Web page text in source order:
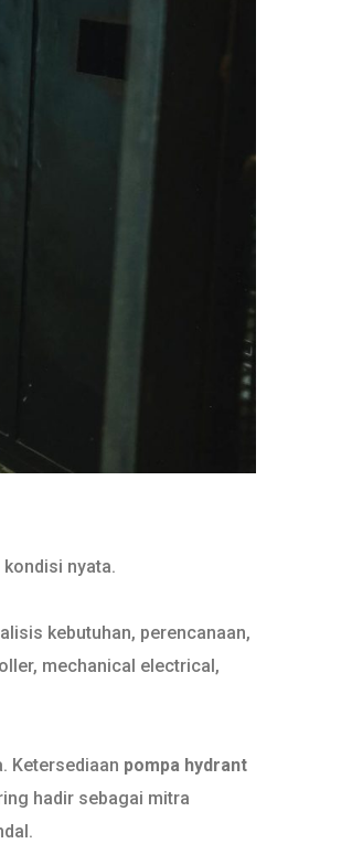
nyata.
kebutuhan, perencanaan,
mechanical electrical,
Ketersediaan pompa hydrant
hadir sebagai mitra